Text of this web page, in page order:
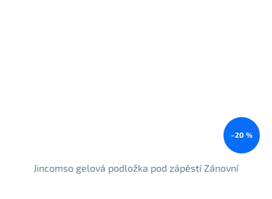
–20 %
Jincomso gelová podložka pod zápěstí Zánovní